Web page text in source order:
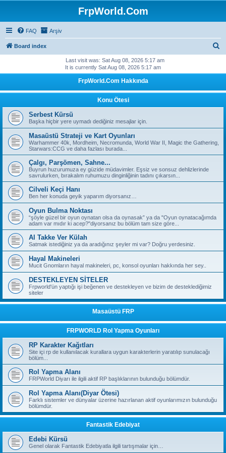
FrpWorld.Com
FAQ Arşiv
Board index
c
h
Last visit was: Sat Aug 08, 2026 5:17 am
It is currently Sat Aug 08, 2026 5:17 am
FrpWorld.Com Hakkında
Konu Ötesi
Serbest Kürsü
Başka hiçbir yere uymadı dediğiniz mesajlar için.
Masaüstü Strateji ve Kart Oyunları
Warhammer 40k, Mordheim, Necromunda, World War II, Magic the Gathering,
Starwars:CCG ve daha fazlası burada...
Çalgı, Parşömen, Sahne...
Buyrun huzurumuza ey güzide müdavimler. Eşsiz ve sonsuz dehlizlerinde
savrulurken, bırakalım ruhumuzu dinginliğinin tadını çıkarsın...
Cilveli Keçi Hanı
Ben her konuda geyik yaparım diyorsanız…
Oyun Bulma Noktası
“şöyle güzel bir oyun oynatan olsa da oynasak” ya da "Oyun oynatacağımda
adam var mıdır ki acep?"diyorsanız bu bölüm tam size göre...
Al Takke Ver Külah
Satmak istediğiniz ya da aradığınız şeyler mi var? Doğru yerdesiniz.
Hayal Makineleri
Mucit Gnomların hayal makineleri, pc, konsol oyunları hakkında her sey..
DESTEKLEYEN SİTELER
Frpworld'ün yaptığı işi beğenen ve destekleyen ve bizim de desteklediğimiz
siteler
Masaüstü FRP
FRPWORLD Rol Yapma Oyunları
RP Karakter Kağıtları
Site içi rp de kullanılacak kurallara uygun karakterlerin yaratılıp sunulacağı
bölüm...
Rol Yapma Alanı
FRPWorld Diyarı ile ilgili aktif RP başlıklarının bulunduğu bölümdür.
Rol Yapma Alanı(Diyar Ötesi)
Farklı sistemler ve dünyalar üzerine hazırlanan aktif oyunlarımızın bulunduğu
bölümdür.
Fantastik Edebiyat
Edebi Kürsü
Genel olarak Fantastik Edebiyatla ilgili tartışmalar için…